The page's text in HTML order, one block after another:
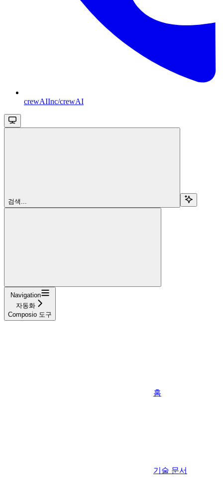
crewAIInc/crewAI
검색...
Navigation
자동화
Composio 도구
홈
기술 문서